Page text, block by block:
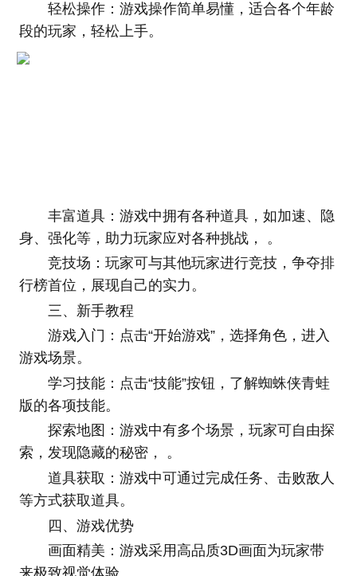
轻松操作：游戏操作简单易懂，适合各个年龄
段的玩家，轻松上手。
丰富道具：游戏中拥有各种道具，如加速、隐
身、强化等，助力玩家应对各种挑战， 。
竞技场：玩家可与其他玩家进行竞技，争夺排
行榜首位，展现自己的实力。
三、新手教程
游戏入门：点击“开始游戏”，选择角色，进入
游戏场景。
学习技能：点击“技能”按钮，了解蜘蛛侠青蛙
版的各项技能。
探索地图：游戏中有多个场景，玩家可自由探
索，发现隐藏的秘密， 。
道具获取：游戏中可通过完成任务、击败敌人
等方式获取道具。
四、游戏优势
画面精美：游戏采用高品质3D画面为玩家带